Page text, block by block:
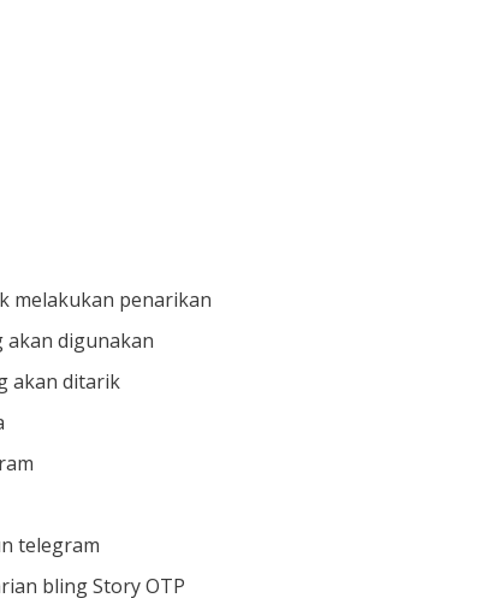
melakukan penarikan
akan digunakan
akan ditarik
telegram
bling Story OTP